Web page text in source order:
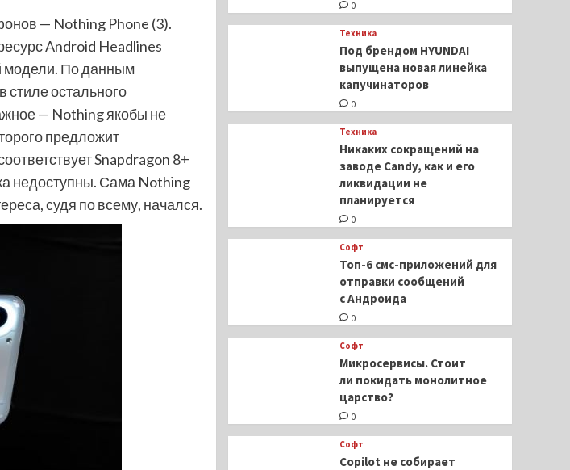
— Nothing Phone (3).
Android Headlines
модели. По данным
стиле остального
— Nothing якобы не
предложит
Snapdragon 8+
недоступны. Сама Nothing
судя по всему, начался.
0
Техника
Под брендом HYUNDAI
выпущена новая линейка
капучинаторов
0
Техника
Никаких сокращений на
заводе Candy, как и его
ликвидации не
планируется
0
Софт
Топ-6 смс-приложений для
отправки сообщений
с Андроида
0
Софт
Микросервисы. Стоит
ли покидать монолитное
царство?
0
Софт
Copilot не собирает